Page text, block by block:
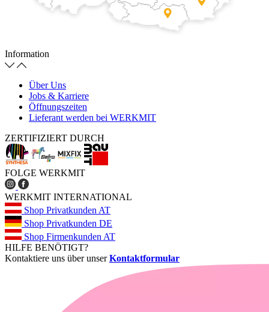
Information
Über Uns
Jobs & Karriere
Öffnungszeiten
Lieferant werden bei WERKMIT
ZERTIFIZIERT DURCH
FOLGE WERKMIT
WERKMIT INTERNATIONAL
Shop Privatkunden AT
Shop Privatkunden DE
Shop Firmenkunden AT
HILFE BENÖTIGT?
Kontaktiere uns über unserKontaktformular